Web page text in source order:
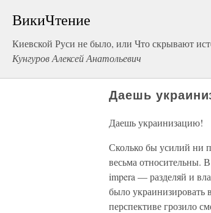
ВикиЧтение
Киевской Руси не было, или Что скрывают
Кунгуров Алексей Анатольевич
Даешь
Даешь украинизацию!
Сколько бы усилий ни
весьма относительны.
impera — разделяй и
было украинизировать
перспективе грозило